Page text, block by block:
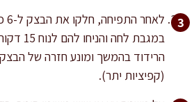
במגבת
הרידוד בהמשך ומונע חזרה של
(קפיציות יתר).